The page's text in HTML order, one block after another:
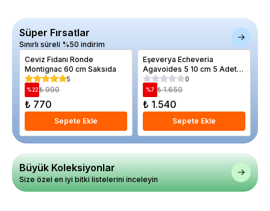
Süper Fırsatlar
Sınırlı süreli %50 indirim
Ceviz Fidanı Ronde
Montignac 60 cm Saksıda
5
%22 ₺ 990
₺ 770
Sepete Ekle
Eşeverya Echeveria
Agavoides 5 10 cm 5 Adet
Saksıda
0
%7 ₺ 1.650
₺ 1.540
Sepete Ekle
Büyük Koleksiyonlar
Size özel en iyi bitki listelerini inceleyin